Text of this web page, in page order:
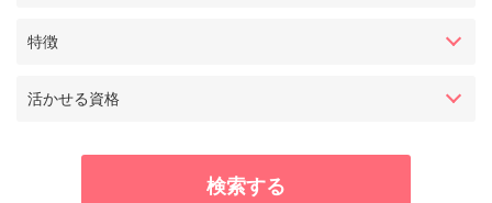
特徴
活かせる資格